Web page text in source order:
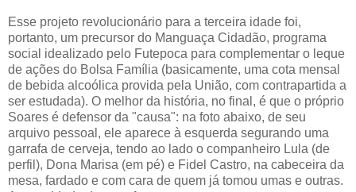
Esse projeto revolucionário para a terceira idade foi,
portanto, um precursor do Manguaça Cidadão, programa
social idealizado pelo Futepoca para complementar o leque
de ações do Bolsa Família (basicamente, uma cota mensal
de bebida alcoólica provida pela União, com contrapartida a
ser estudada). O melhor da história, no final, é que o próprio
Soares é defensor da "causa": na foto abaixo, de seu
arquivo pessoal, ele aparece à esquerda segurando uma
garrafa de cerveja, tendo ao lado o companheiro Lula (de
perfil), Dona Marisa (em pé) e Fidel Castro, na cabeceira da
mesa, fardado e com cara de quem já tomou umas e outras.